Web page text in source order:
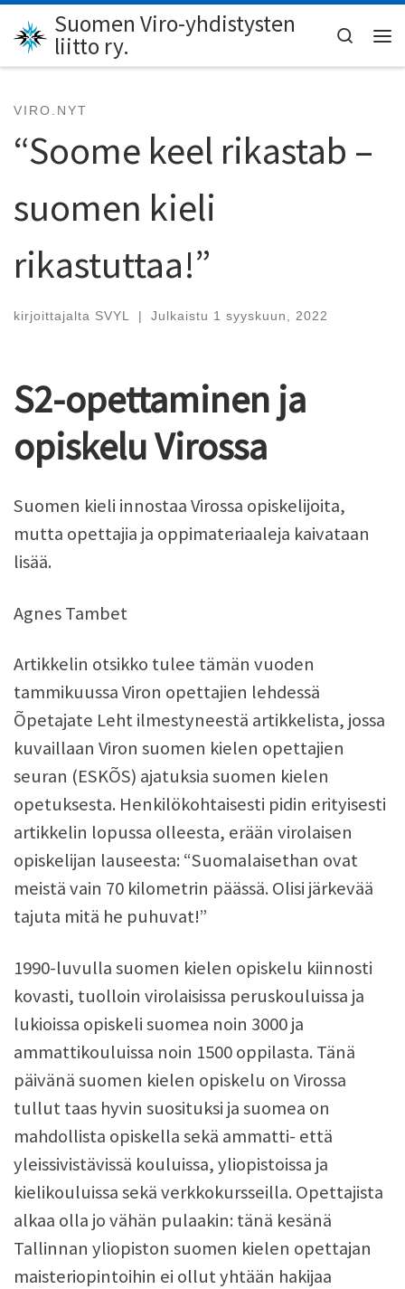
Skip to content
Suomen Viro-yhdistysten
liitto ry.
Search
VIRO.NYT
“Soome keel rikastab –
suomen kieli
rikastuttaa!”
kirjoittajalta SVYL | Julkaistu 1 syyskuun, 2022
S2-opettaminen ja
opiskelu Virossa
Suomen kieli innostaa Virossa opiskelijoita,
mutta opettajia ja oppimateriaaleja kaivataan
lisää.
Agnes Tambet
Artikkelin otsikko tulee tämän vuoden
tammikuussa Viron opettajien lehdessä
Õpetajate Leht ilmestyneestä artikkelista, jossa
kuvaillaan Viron suomen kielen opettajien
seuran (ESKÕS) ajatuksia suomen kielen
opetuksesta. Henkilökohtaisesti pidin erityisesti
artikkelin lopussa olleesta, erään virolaisen
opiskelijan lauseesta: “Suomalaisethan ovat
meistä vain 70 kilometrin päässä. Olisi järkevää
tajuta mitä he puhuvat!”
1990-luvulla suomen kielen opiskelu kiinnosti
kovasti, tuolloin virolaisissa peruskouluissa ja
lukioissa opiskeli suomea noin 3000 ja
ammattikouluissa noin 1500 oppilasta. Tänä
päivänä suomen kielen opiskelu on Virossa
tullut taas hyvin suosituksi ja suomea on
mahdollista opiskella sekä ammatti- että
yleissivistävissä kouluissa, yliopistoissa ja
kielikouluissa sekä verkkokursseilla. Opettajista
alkaa olla jo vähän pulaakin: tänä kesänä
Tallinnan yliopiston suomen kielen opettajan
maisteriopintoihin ei ollut yhtään hakijaa